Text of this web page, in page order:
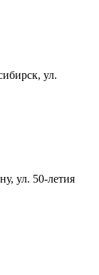
ул.
ул. 50-летия